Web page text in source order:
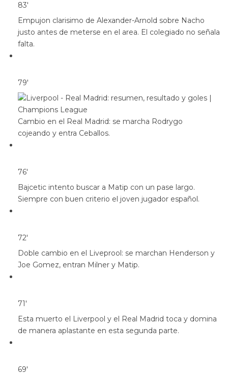
83′
Empujon clarisimo de Alexander-Arnold sobre Nacho
justo antes de meterse en el area. El colegiado no señala
falta.
79′
Cambio en el Real Madrid: se marcha Rodrygo
cojeando y entra Ceballos.
76′
Bajcetic intento buscar a Matip con un pase largo.
Siempre con buen criterio el joven jugador español.
72′
Doble cambio en el Liveprool: se marchan Henderson y
Joe Gomez, entran Milner y Matip.
71′
Esta muerto el Liverpool y el Real Madrid toca y domina
de manera aplastante en esta segunda parte.
69′